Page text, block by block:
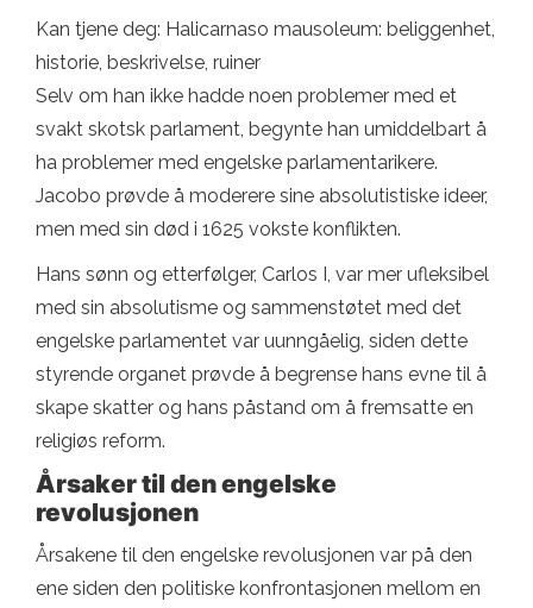
Kan tjene deg: Halicarnaso mausoleum: beliggenhet,
historie, beskrivelse, ruiner
Selv om han ikke hadde noen problemer med et
svakt skotsk parlament, begynte han umiddelbart å
ha problemer med engelske parlamentarikere.
Jacobo prøvde å moderere sine absolutistiske ideer,
men med sin død i 1625 vokste konflikten.
Hans sønn og etterfølger, Carlos I, var mer ufleksibel
med sin absolutisme og sammenstøtet med det
engelske parlamentet var uunngåelig, siden dette
styrende organet prøvde å begrense hans evne til å
skape skatter og hans påstand om å fremsatte en
religiøs reform.
Årsaker til den engelske
revolusjonen
Årsakene til den engelske revolusjonen var på den
ene siden den politiske konfrontasjonen mellom en